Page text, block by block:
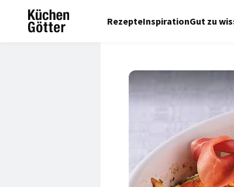
RezepteInspirationGut zu